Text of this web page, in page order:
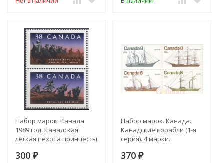
Набор марок. Канада
1989 год. Канадская
легкая пехота принцессы
300 ₽
Набор марок. Канада.
Канадские корабли (1-я
серия). 4 марки.
370 ₽